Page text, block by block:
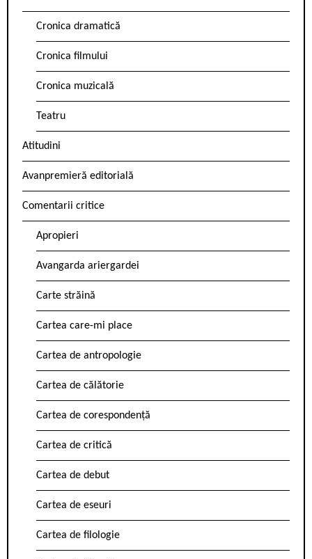
Cronica dramatică
Cronica filmului
Cronica muzicală
Teatru
Atitudini
Avanpremieră editorială
Comentarii critice
Apropieri
Avangarda ariergardei
Carte străină
Cartea care-mi place
Cartea de antropologie
Cartea de călătorie
Cartea de corespondență
Cartea de critică
Cartea de debut
Cartea de eseuri
Cartea de filologie